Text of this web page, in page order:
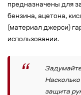
предназначены для
бензина, ацетона,
(материал джерси)
использовании.
защита